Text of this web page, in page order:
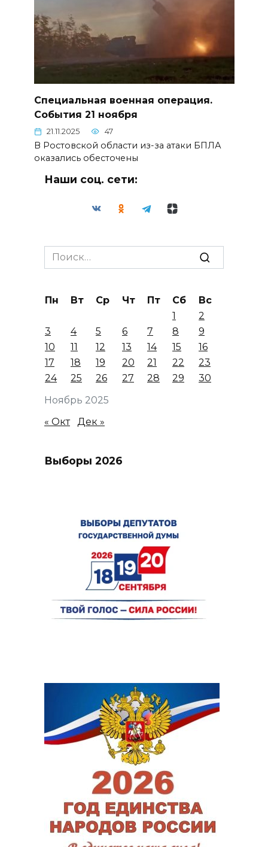
Специальная военная операция.
События 21 ноября
21.11.2025 47
В Ростовской области из-за атаки БПЛА
оказались обесточены
Наши соц. сети:
Search
for:
Ноябрь 2025
Пн Вт Ср Чт Пт Сб
Вс
1
2
3
4 5 6 7 8
9
10
11 12 13 14 15
16
17
18 19 20 21 22
23
24
25 26 27 28 29 30
« Окт Дек »
Выборы 2026